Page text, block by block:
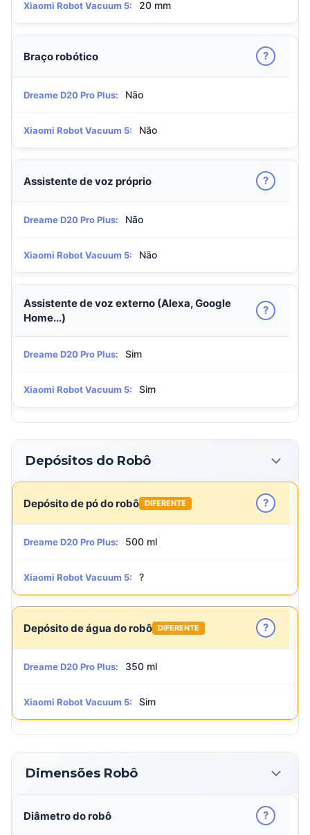
Xiaomi Robot Vacuum 5: 20 mm
Braço robótico ?
Dreame D20 Pro Plus: Não
Xiaomi Robot Vacuum 5: Não
Assistente de voz próprio ?
Dreame D20 Pro Plus: Não
Xiaomi Robot Vacuum 5: Não
Assistente de voz externo (Alexa, Google
Home...)
?
Dreame D20 Pro Plus: Sim
Xiaomi Robot Vacuum 5: Sim
Depósitos do Robô
Depósito de pó do robô DIFERENTE ?
Dreame D20 Pro Plus: 500 ml
Xiaomi Robot Vacuum 5: ?
Depósito de água do robô DIFERENTE ?
Dreame D20 Pro Plus: 350 ml
Xiaomi Robot Vacuum 5: Sim
Dimensões Robô
Diâmetro do robô ?